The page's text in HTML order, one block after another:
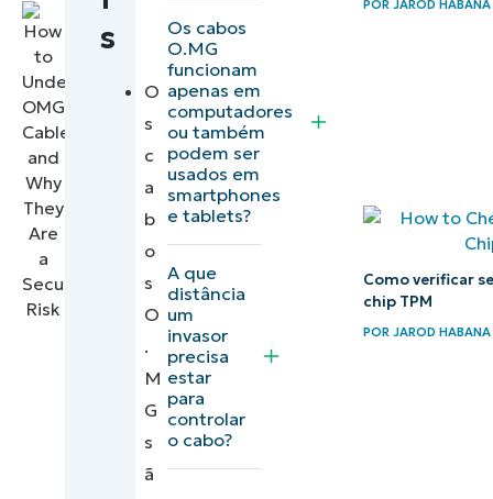
contra
ataques
relacionados
ao cabo
Protegendo
hardware:
Estratégias
mitigação
contra o
vírus O.MG
em cabos
s
O
s
c
a
b
o
s
O
.
M
G
s
ã
Os cabos
O.MG
funcionam
apenas em
computadores
ou também
podem ser
usados em
smartphones
e tablets?
A que
distância
um
invasor
precisa
estar
para
controlar
o cabo?
PORJAROD HABANA
Como verificar
chip TPM
POR JAROD HABANA